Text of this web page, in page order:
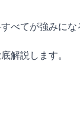
べてが強みにな
解説します。